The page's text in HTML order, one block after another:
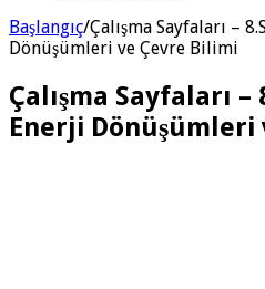
Başlangıç/Çalışma Sayfaları –
Dönüşümleri ve Çevre Bilimi
Çalışma Sayfaları –
Enerji Dönüşümleri